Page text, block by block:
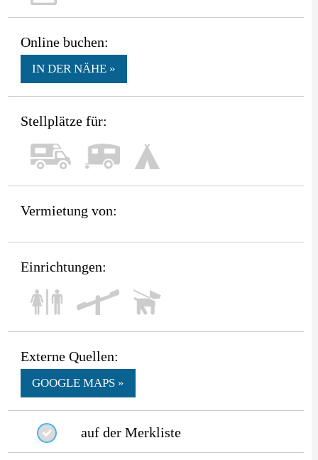
Online buchen:
IN DER NÄHE »
Stellplätze für:
Vermietung von:
Einrichtungen:
Externe Quellen:
GOOGLE MAPS »
auf der Merkliste